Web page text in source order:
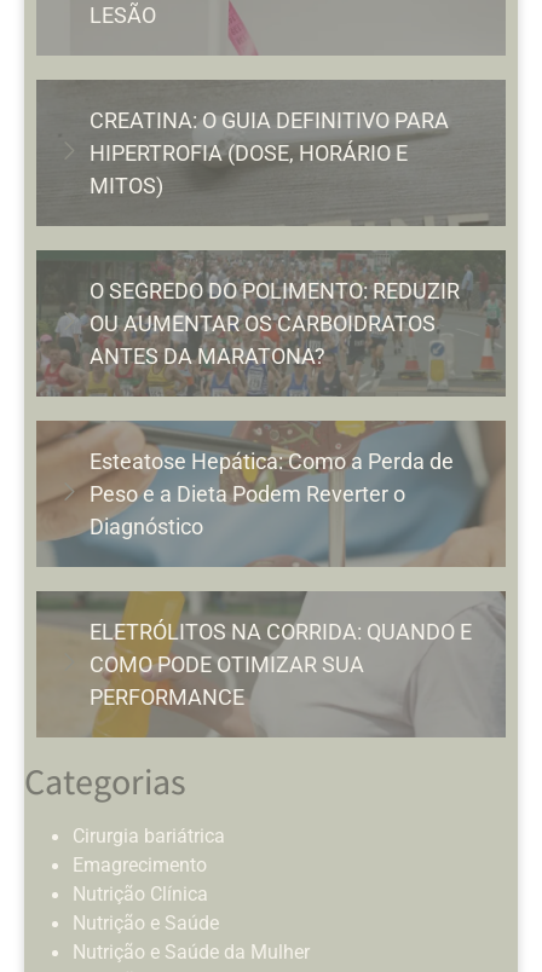
LESÃO
CREATINA: O GUIA DEFINITIVO PARA
HIPERTROFIA (DOSE, HORÁRIO E
MITOS)
O SEGREDO DO POLIMENTO: REDUZIR
OU AUMENTAR OS CARBOIDRATOS
ANTES DA MARATONA?
Esteatose Hepática: Como a Perda de
Peso e a Dieta Podem Reverter o
Diagnóstico
ELETRÓLITOS NA CORRIDA: QUANDO E
COMO PODE OTIMIZAR SUA
PERFORMANCE
Categorias
Cirurgia bariátrica
Emagrecimento
Nutrição Clínica
Nutrição e Saúde
Nutrição e Saúde da Mulher